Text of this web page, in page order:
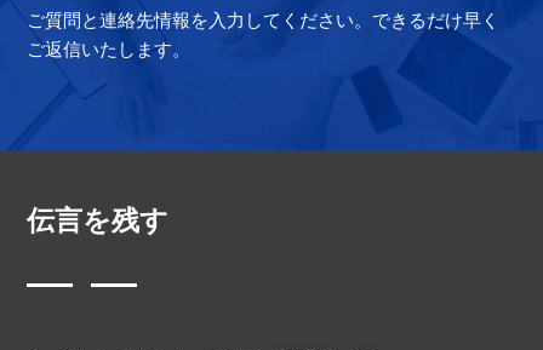
ご質問と連絡先情報を入力してください。できるだけ早く
ご返信いたします。
伝言を残す